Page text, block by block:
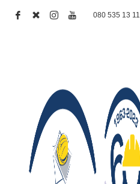
080 535 13 11